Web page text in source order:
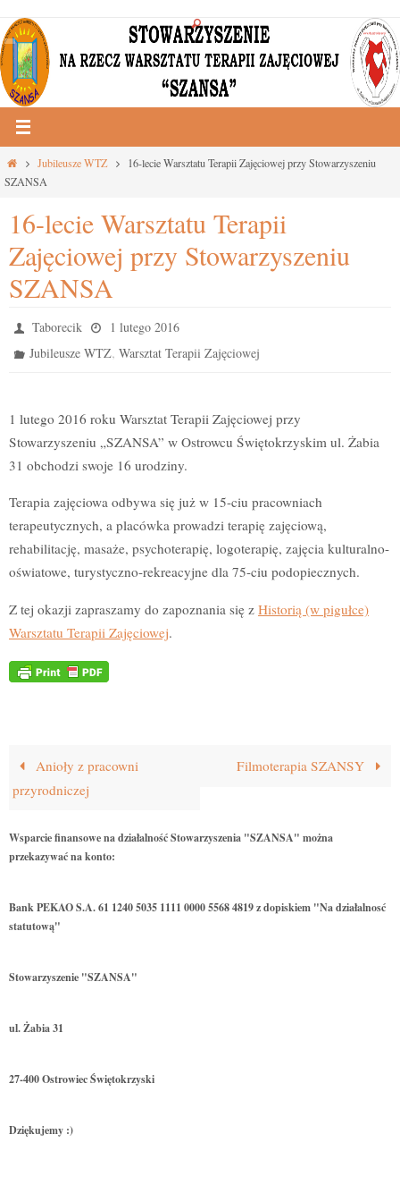
Przejdź
do
treści
Strona
główna
Jubileusze WTZ
16-lecie Warsztatu Terapii Zajęciowej przy Stowarzyszeniu
SZANSA
16-lecie Warsztatu Terapii
Zajęciowej przy Stowarzyszeniu
SZANSA
Taborecik
1 lutego 2016
Jubileusze WTZ,Warsztat Terapii Zajęciowej
1 lutego 2016 roku Warsztat Terapii Zajęciowej przy
Stowarzyszeniu „SZANSA” w Ostrowcu Świętokrzyskim ul. Żabia
31 obchodzi swoje 16 urodziny.
Terapia zajęciowa odbywa się już w 15-ciu pracowniach
terapeutycznych, a placówka prowadzi terapię zajęciową,
rehabilitację, masaże, psychoterapię, logoterapię, zajęcia kulturalno-
oświatowe, turystyczno-rekreacyjne dla 75-ciu podopiecznych.
Z tej okazji zapraszamy do zapoznania się z Historią (w pigułce)
Warsztatu Terapii Zajęciowej.
Anioły z pracowni
przyrodniczej
Filmoterapia SZANSY
Wsparcie finansowe na działalność Stowarzyszenia "SZANSA" można
przekazywać na konto:
Bank PEKAO S.A. 61 1240 5035 1111 0000 5568 4819 z dopiskiem "Na działalnosć
statutową"
Stowarzyszenie "SZANSA"
ul. Żabia 31
27-400 Ostrowiec Świętokrzyski
Dziękujemy :)